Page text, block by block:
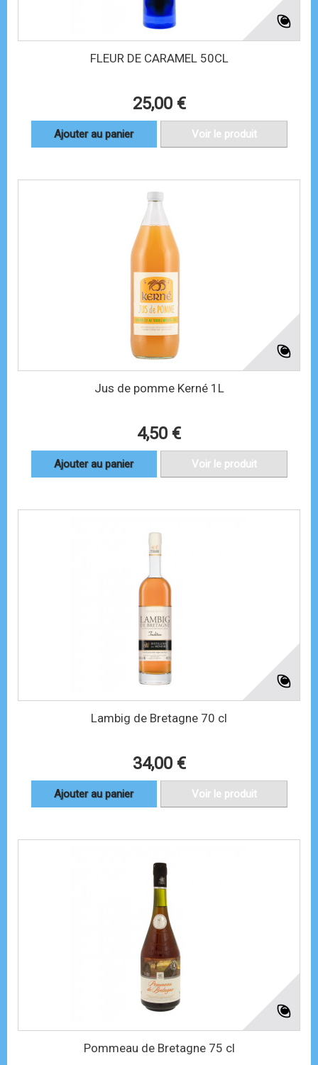
FLEUR DE CARAMEL 50CL
25,00 €
Ajouter au panier Voir le produit
Jus de pomme Kerné 1L
4,50 €
Ajouter au panier Voir le produit
Lambig de Bretagne 70 cl
34,00 €
Ajouter au panier Voir le produit
Pommeau de Bretagne 75 cl